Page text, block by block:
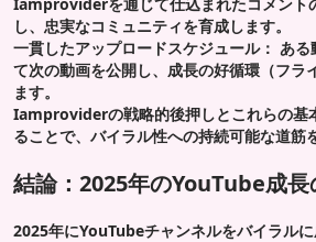
し、忠実なコミュニティを育成します。
一貫したアップロードスケジュール： ある
て次の動画を公開し、成長の好循環（フラ
ます。
Iamproviderの戦略的後押しとこれらの基
ることで、バイラル性への持続可能な道筋
結論：2025年のYouTube成
2025年にYouTubeチャンネルをバイラル